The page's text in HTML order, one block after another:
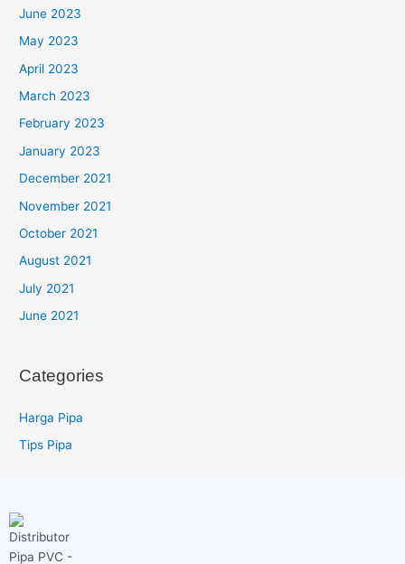
June 2023
May 2023
April 2023
March 2023
February 2023
January 2023
December 2021
November 2021
October 2021
August 2021
July 2021
June 2021
Categories
Harga Pipa
Tips Pipa